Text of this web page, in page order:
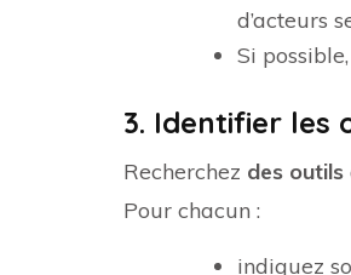
d’acteurs
Si
3. Identifier les
Recherchez des outils
Pour chacun :
indiquez